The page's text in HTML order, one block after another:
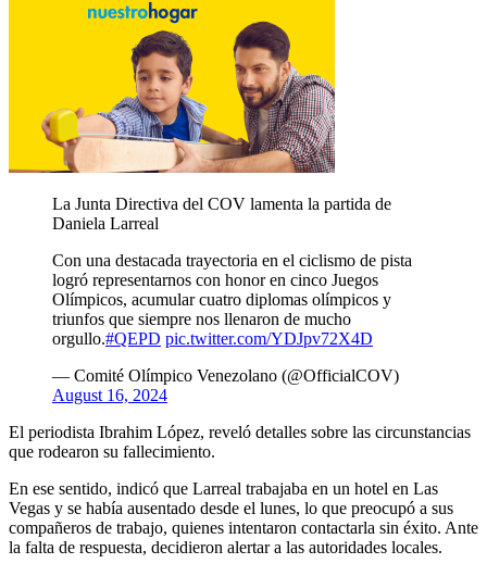
La Junta Directiva del COV lamenta la partida de
Daniela Larreal
Con una destacada trayectoria en el ciclismo de pista
logró representarnos con honor en cinco Juegos
Olímpicos, acumular cuatro diplomas olímpicos y
triunfos que siempre nos llenaron de mucho
orgullo.#QEPD pic.twitter.com/YDJpv72X4D
— Comité Olímpico Venezolano (@OfficialCOV)
August 16, 2024
El periodista Ibrahim López, reveló detalles sobre las circunstancias
que rodearon su fallecimiento.
En ese sentido, indicó que Larreal trabajaba en un hotel en Las
Vegas y se había ausentado desde el lunes, lo que preocupó a sus
compañeros de trabajo, quienes intentaron contactarla sin éxito. Ante
la falta de respuesta, decidieron alertar a las autoridades locales.